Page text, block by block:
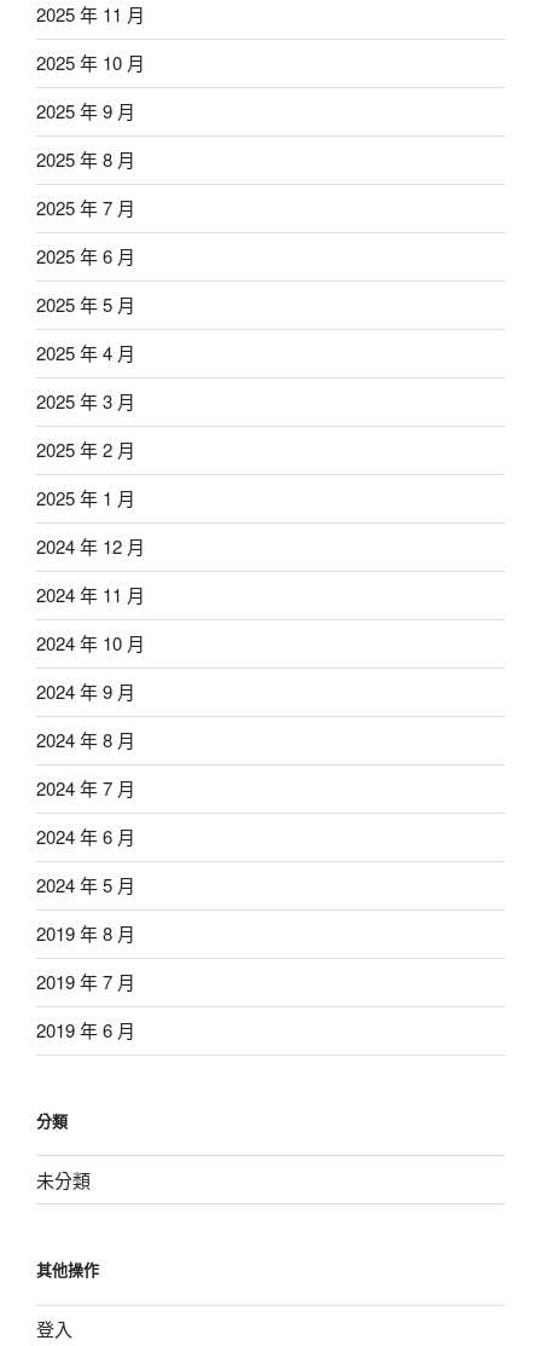
2025 年 11 月
2025 年 10 月
2025 年 9 月
2025 年 8 月
2025 年 7 月
2025 年 6 月
2025 年 5 月
2025 年 4 月
2025 年 3 月
2025 年 2 月
2025 年 1 月
2024 年 12 月
2024 年 11 月
2024 年 10 月
2024 年 9 月
2024 年 8 月
2024 年 7 月
2024 年 6 月
2024 年 5 月
2019 年 8 月
2019 年 7 月
2019 年 6 月
分類
未分類
其他操作
登入